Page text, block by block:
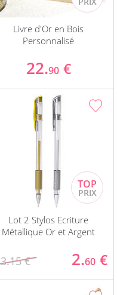
Livre d'Or en Bois
Personnalisé
22.90 €
Lot 2 Stylos Ecriture
Métallique Or et Argent
3.15 € 2.60 €